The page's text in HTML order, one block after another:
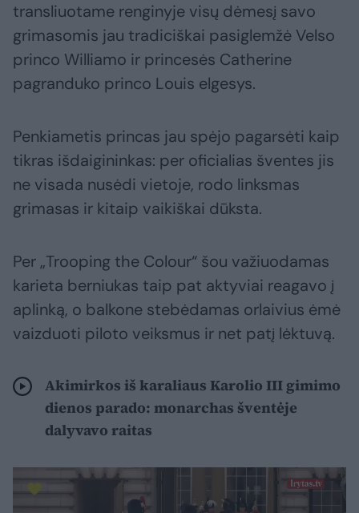
transliuotame renginyje visų dėmesį savo
grimasomis jau tradiciškai pasiglemžė Velso
princo Williamo ir princesės Catherine
pagranduko princo Louis elgesys.
Penkiametis princas jau spėjo pagarsėti kaip
tikras išdaigininkas: per oficialias šventes jis
ne visada nusėdi vietoje, rodo linksmas
grimasas ir kitaip vaikiškai dūksta.
Per „Trooping the Colour“ šou važiuodamas
karieta berniukas taip pat aktyviai reagavo į
aplinką, o balkone stebėdamas orlaivius ėmė
vaizduoti piloto veiksmus ir net patį lėktuvą.
Akimirkos iš karaliaus Karolio III gimimo
dienos parado: monarchas šventėje
dalyvavo raitas